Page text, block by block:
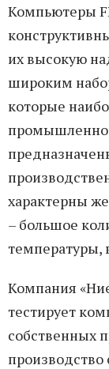
Компьютеры
их высокую
широким
которые
характерны
– большое
температуры,
Компания
тестирует
собственных
производство